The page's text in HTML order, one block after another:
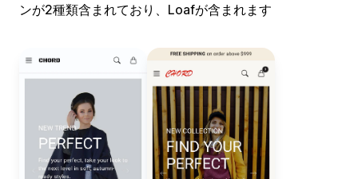
ンが2種類含まれており、Loafが含まれます